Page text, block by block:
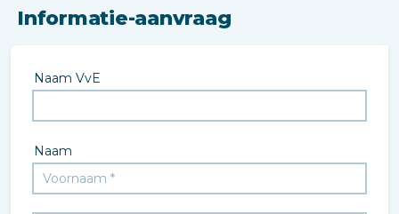
Informatie-aanvraag
Naam VvE
Naam